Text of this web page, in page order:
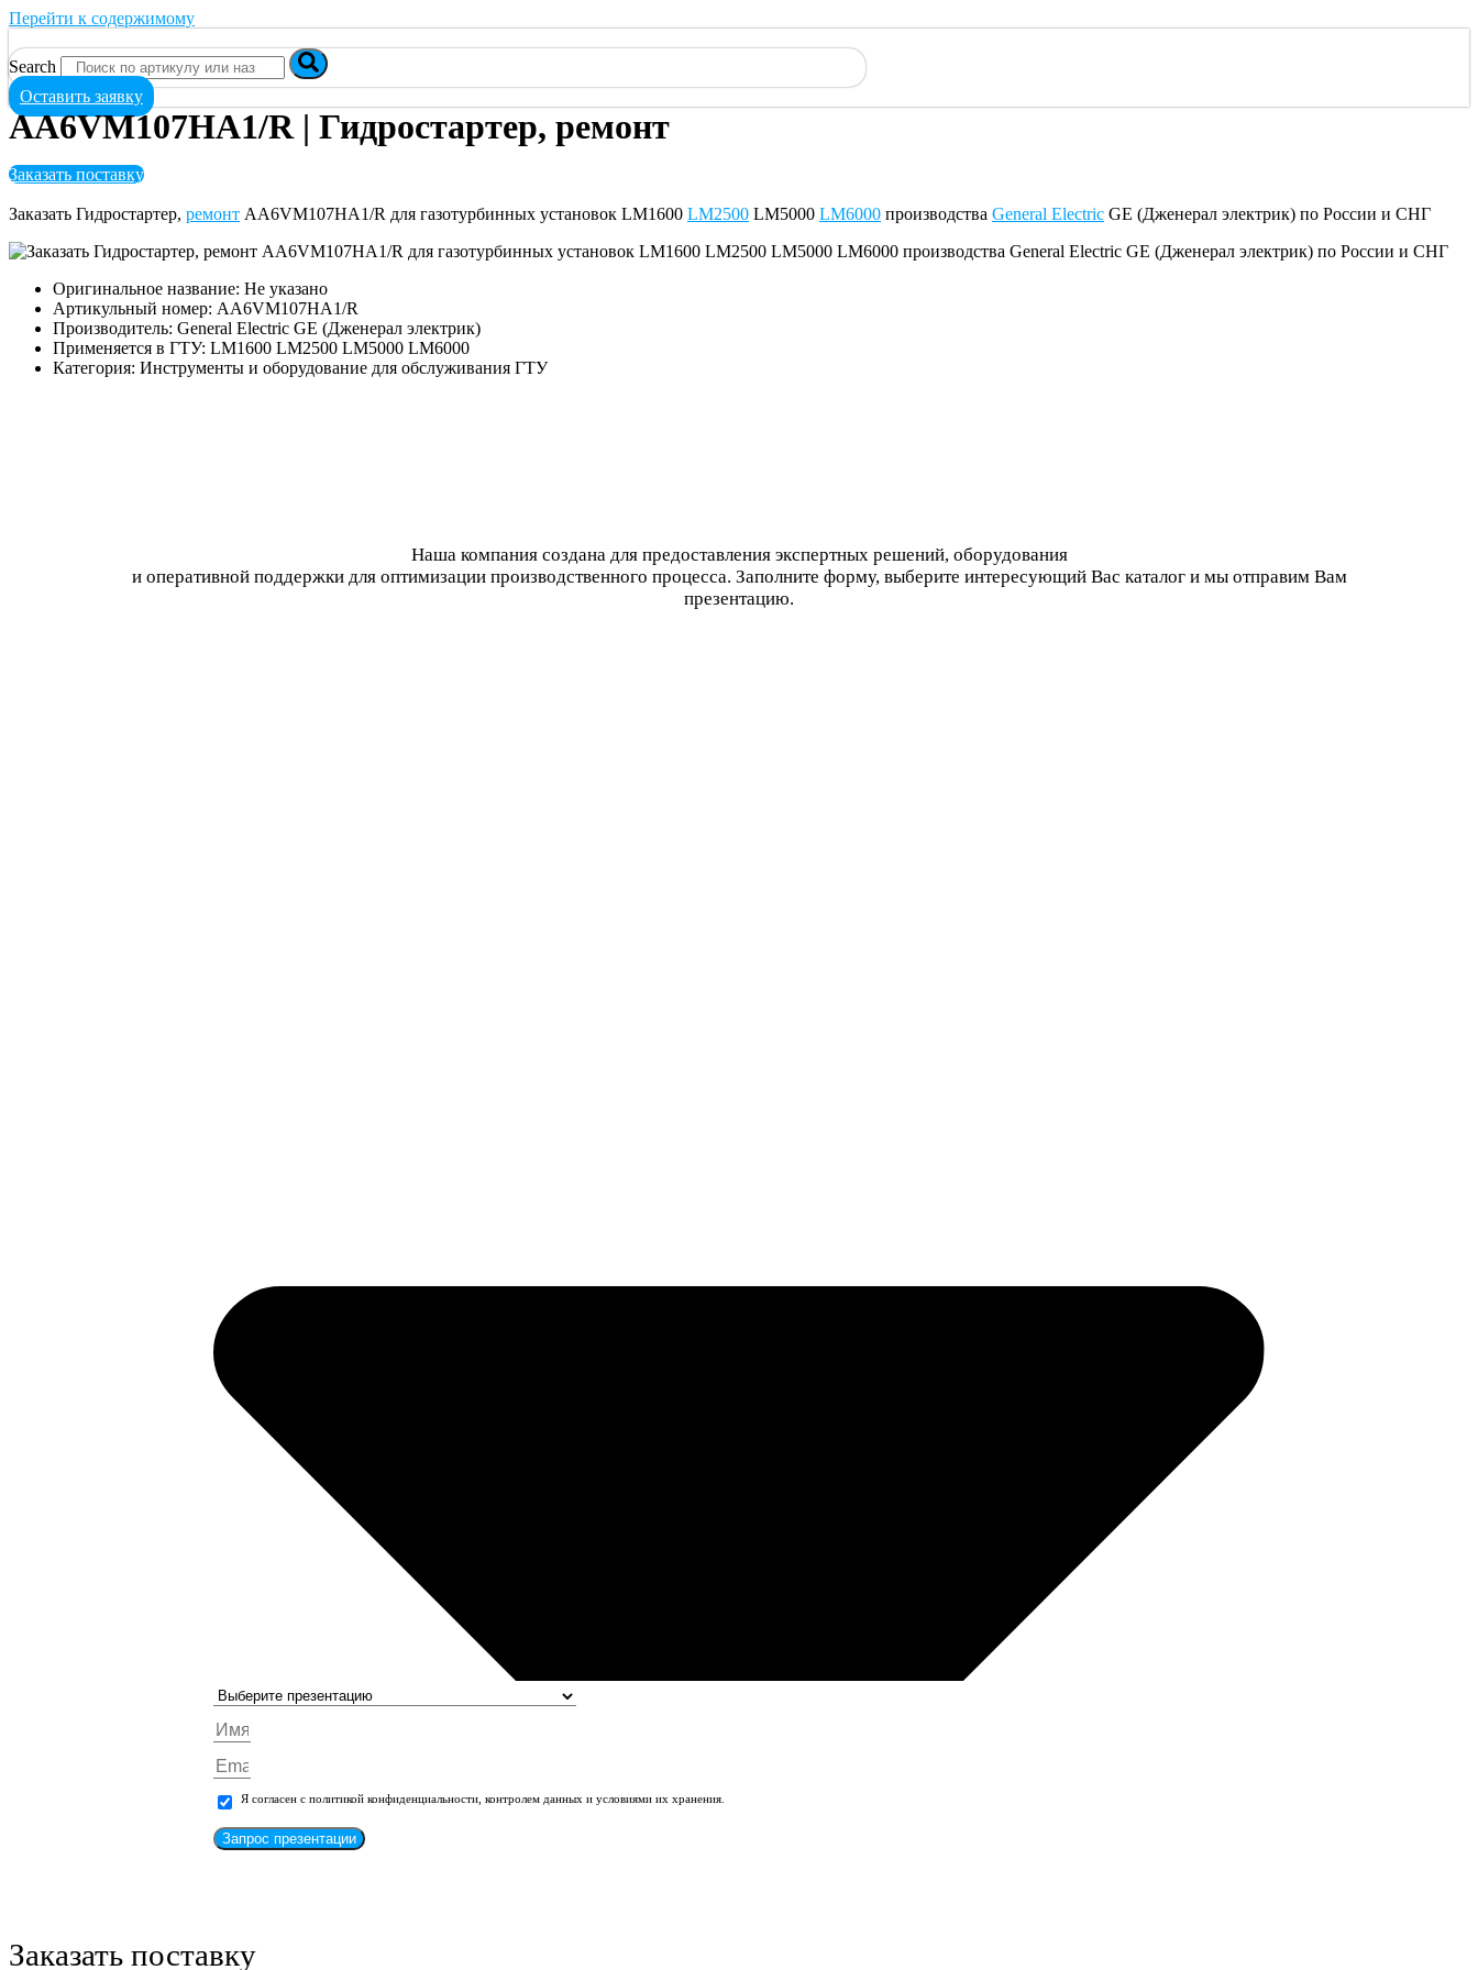
Перейти к содержимому
Search
Оставить заявку
AA6VM107HA1/R | Гидростартер, ремонт
Заказать поставку
Заказать Гидростартер, ремонт AA6VM107HA1/R для газотурбинных установок LM1600 LM2500 LM5000 LM6000 производства General Electric GE (Дженерал электрик) по России и СНГ
Оригинальное название: Не указано
Артикульный номер: AA6VM107HA1/R
Производитель: General Electric GE (Дженерал электрик)
Применяется в ГТУ: LM1600 LM2500 LM5000 LM6000
Категория: Инструменты и оборудование для обслуживания ГТУ
Наша компания создана для предоставления экспертных решений, оборудования
и оперативной поддержки для оптимизации производственного процесса. Заполните форму, выберите интересующий Вас каталог и мы отправим Вам
презентацию.
Я согласен с политикой конфиденциальности, контролем данных и условиями их хранения.
Запрос презентации
Заказать поставку